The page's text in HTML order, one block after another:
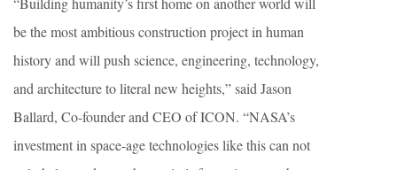
be the most ambitious construction project in human
history and will push science, engineering, technology,
and architecture to literal new heights,” said Jason
Ballard, Co-founder and CEO of ICON. “NASA’s
investment in space-age technologies like this can not